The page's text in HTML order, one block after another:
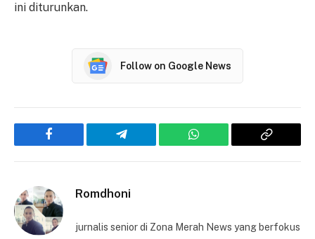
ini diturunkan.
Follow on Google News
Facebook Telegram WhatsApp
Copy
Romdhoni
jurnalis senior di Zona Merah News yang berfokus